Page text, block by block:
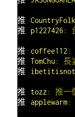
推
CountryFolk
推
p1227426 :
推
coffee112 :
推
TomChu : 長
推
ibetitisnot
推
tozz : 推一
推
applewarm: